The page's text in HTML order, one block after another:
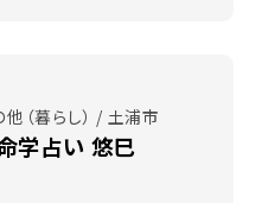
他（暮らし） / 土浦市
学占い 悠巳